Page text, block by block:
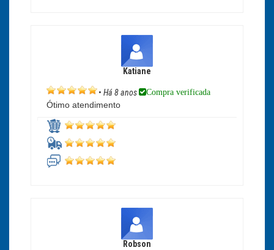
Katiane
• Há 8 anos Compra verificada
Ótimo atendimento
Robson